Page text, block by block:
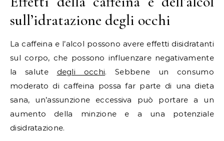
sull’idratazione degli occhi
La caffeina e l’alcol possono avere effetti disidratanti
sul corpo, che possono influenzare negativamente
la salute degli occhi. Sebbene un consumo
moderato di caffeina possa far parte di una dieta
sana, un’assunzione eccessiva può portare a un
aumento della minzione e a una potenziale
disidratazione.